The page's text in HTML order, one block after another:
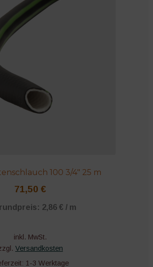
100 3/4″ 25 m
71,50€
2,86 € / m
inkl. MwSt.
Versandkosten
1-3 Werktage